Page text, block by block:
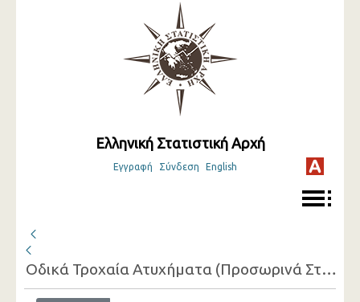
Ελληνική Στατιστική Αρχή
Εγγραφή Σύνδεση English
Οδικά Τροχαία Ατυχήματα (Προσωρινά Στοιχεία)